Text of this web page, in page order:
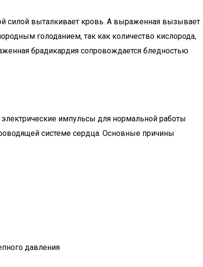
силой выталкивает кровь. А выраженная вызывает
голоданием, так как количество кислорода,
брадикардия сопровождается бледностью
импульсы для нормальной работы
системе сердца. Основные причины
давления